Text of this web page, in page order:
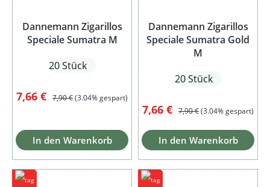
Dannemann Zigarillos
Speciale Sumatra M
20 Stück
Verkaufspreis:
7,66 € Regulärer Preis:
7,90 €(3.04% gespart)
In den Warenkorb
Dannemann Zigarillos
Speciale Sumatra Gold
M
20 Stück
Verkaufspreis:
7,66 € Regulärer Preis:
7,90 €(3.04% gespart)
In den Warenkorb